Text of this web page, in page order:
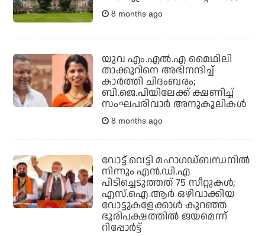
8 months ago
യുവ എം.എല്‍.എ മൈഥിലി
താക്കൂറിനെ അഭിനന്ദിച്ച്
കാര്‍ത്തി ചിദംബരം;
ബി.ജെ.പിയിലേക്ക് ക്ഷണിച്ച്
സംഘപരിവാര്‍ അനുകൂലികള്‍
8 months ago
വോട്ട് വെട്ടി മഹാഗഡ്ബന്ധനില്‍
നിന്നും എന്‍.ഡി.എ
പിടിച്ചെടുത്തത് 75 സീറ്റുകള്‍;
എസ്.ഐ.ആര്‍ ഒഴിവാക്കിയ
വോട്ടുകളേക്കാള്‍ കുറഞ്ഞ
ഭൂരിപക്ഷത്തില്‍ ജയമെന്ന്
റിപ്പോര്‍ട്ട്